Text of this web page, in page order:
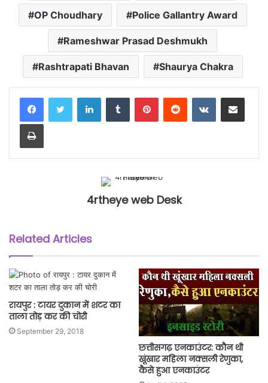
OP Choudhary Police Gallantry Award
Rameshwar Prasad Deshmukh
Rashtrapati Bhavan Shaurya Chakra
LinkedInTumblr PinterestReddit VKontakteShare via Email
Print
4rtheye web Desk
Related Articles
रायपुर : टायर दुकान में शटर का
ताला तोड़ कर की चोरी
September 29, 2018
छत्तीसगढ़ एनकाउंटर: कौन थी
खूंखार महिला नक्सली रेणुका,
कैसे हुआ एनकाउंटर